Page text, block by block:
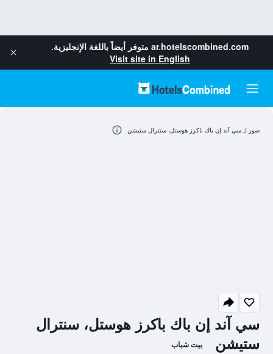
ar.hotelscombined.com متوفر أيضاً باللغة الإنجليزية.
Visit site in English
سي آند إن باك باكرز هوستل، سنترال
ستيشن
بيت شباب
صور لـ سي آند إن باك باكرز هوستل، سنترال ستيشن